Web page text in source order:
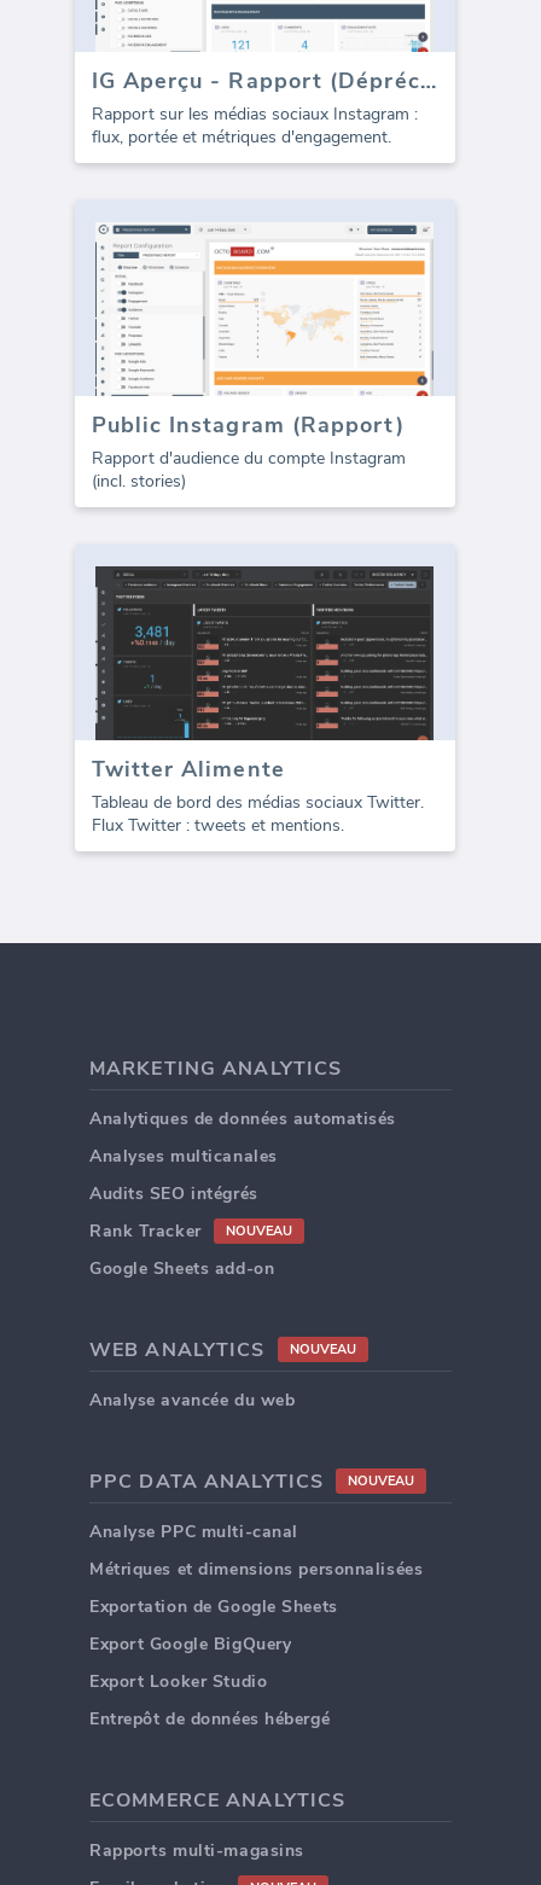
IG Aperçu - Rapport (Déprécié)
Rapport sur les médias sociaux Instagram :
flux, portée et métriques d'engagement.
Public Instagram (Rapport)
Rapport d'audience du compte Instagram
(incl. stories)
Twitter Alimente
Tableau de bord des médias sociaux Twitter.
Flux Twitter : tweets et mentions.
MARKETING ANALYTICS
Analytiques de données automatisés
Analyses multicanales
Audits SEO intégrés
Rank Tracker
NOUVEAU
Google Sheets add-on
WEB ANALYTICS NOUVEAU
Analyse avancée du web
PPC DATA ANALYTICS NOUVEAU
Analyse PPC multi-canal
Métriques et dimensions personnalisées
Exportation de Google Sheets
Export Google BigQuery
Export Looker Studio
Entrepôt de données hébergé
ECOMMERCE ANALYTICS
Rapports multi-magasins